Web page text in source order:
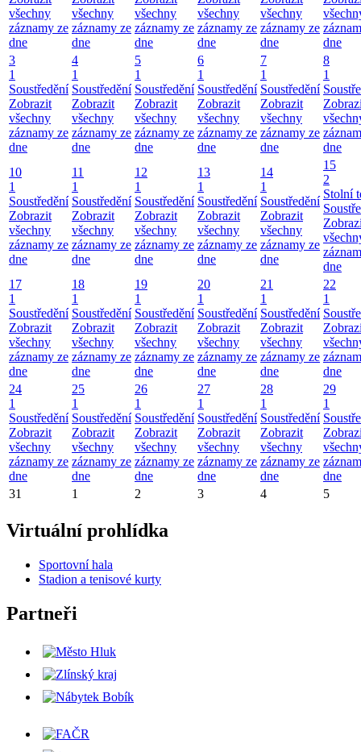
všechny
záznamy ze
dne
všechny
záznamy ze
dne
všechny
záznamy ze
dne
všechny
záznamy ze
dne
všechny
záznamy ze
dne
dne
3
1
Soustředění
Zobrazit
všechny
záznamy ze
dne
4
1
Soustředění
Zobrazit
všechny
záznamy ze
dne
5
1
Soustředění
Zobrazit
všechny
záznamy ze
dne
6
1
Soustředění
Zobrazit
všechny
záznamy ze
dne
7
1
Soustředění
Zobrazit
všechny
záznamy ze
dne
8
1
dne
10
1
Soustředění
Zobrazit
všechny
záznamy ze
dne
11
1
Soustředění
Zobrazit
všechny
záznamy ze
dne
12
1
Soustředění
Zobrazit
všechny
záznamy ze
dne
13
1
Soustředění
Zobrazit
všechny
záznamy ze
dne
14
1
Soustředění
Zobrazit
všechny
záznamy ze
dne
15
2
Stolní
dne
17
1
Soustředění
Zobrazit
všechny
záznamy ze
dne
18
1
Soustředění
Zobrazit
všechny
záznamy ze
dne
19
1
Soustředění
Zobrazit
všechny
záznamy ze
dne
20
1
Soustředění
Zobrazit
všechny
záznamy ze
dne
21
1
Soustředění
Zobrazit
všechny
záznamy ze
dne
22
1
dne
24
1
Soustředění
Zobrazit
všechny
záznamy ze
dne
25
1
Soustředění
Zobrazit
všechny
záznamy ze
dne
26
1
Soustředění
Zobrazit
všechny
záznamy ze
dne
27
1
Soustředění
Zobrazit
všechny
záznamy ze
dne
28
1
Soustředění
Zobrazit
všechny
záznamy ze
dne
29
1
dne
31
1 2 3 4 5
Virtuální prohlídka
Sportovní hala
Stadion a tenisové kurty
Partneři